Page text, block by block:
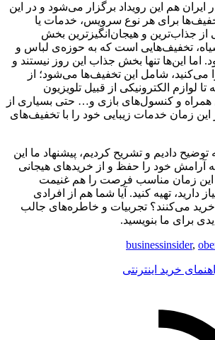
هم این رویداد برگزار می‌شود و در این
برای هر نوع سرویس، خدمات یا
از جذاب‌ترین و هیجان‌انگیزترین بخش
تخفیف‌هایی است که به حوزه‌ی لباس و
این‌ها تنها بخش جذاب این روز نیستند و
شامل این تخفیف‌ها می‌شود؛ از
لوازم الکترونیکی از قبیل تلویزیون
همراه و کنسول‌های بازی و… حتی بسیاری از
زمان خدمات زیبایی خود را با تخفیف‌های
دادیم و تشریح کردیم، پیشنهاد ما این
آرامش خود را حفظ و از خریدهای هیجانی
این زمان مناسب فرصت را هم غنیمت
دارید، تهیه کنید. آیا شما هم از افرادی
می‌کنند؟ تجربیات و خاطره‌های جالب
برای ما بنویسید.
businessinsider,
خرید اینترنتی